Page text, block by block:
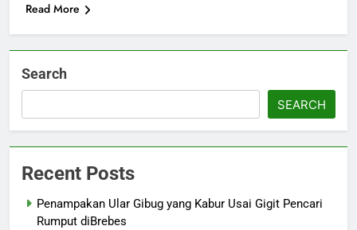
Read More
Search
SEARCH
Recent Posts
Penampakan Ular Gibug yang Kabur Usai Gigit Pencari
Rumput diBrebes